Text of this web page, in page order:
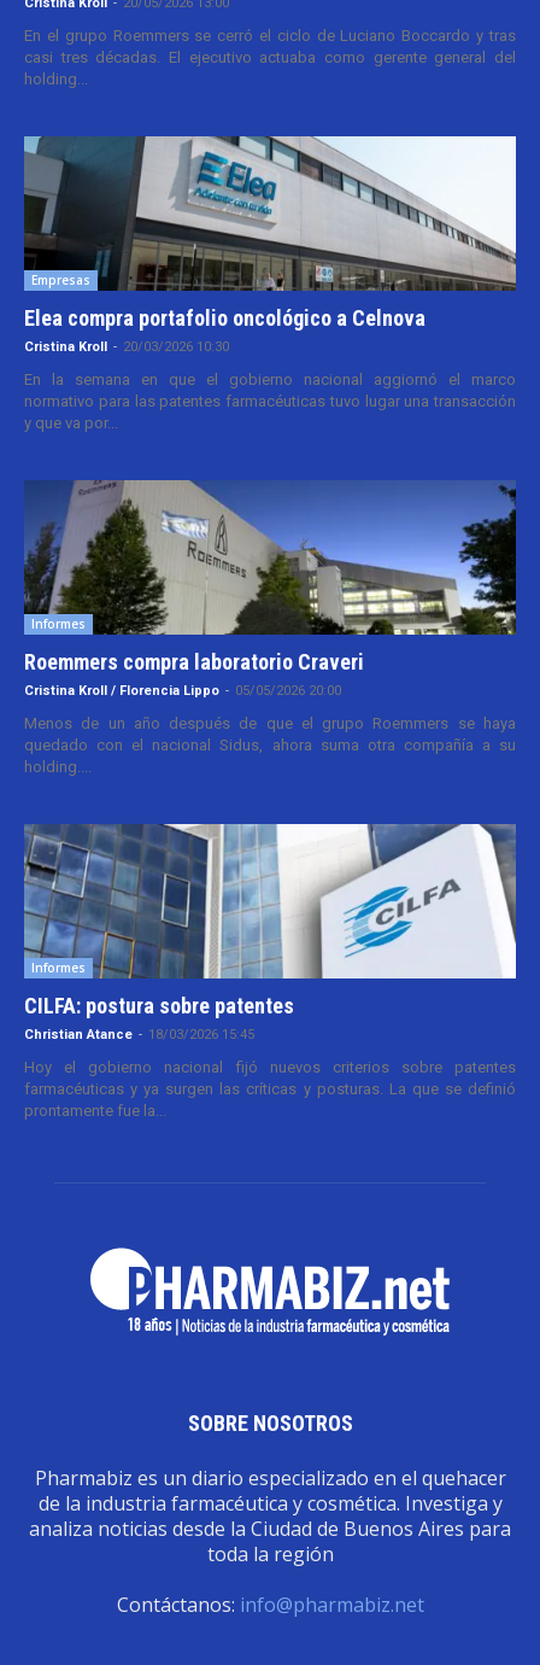
Cristina Kroll - 20/05/2026 13:00
En el grupo Roemmers se cerró el ciclo de Luciano Boccardo y tras
casi tres décadas. El ejecutivo actuaba como gerente general del
holding...
Empresas
Elea compra portafolio oncológico a Celnova
Cristina Kroll - 20/03/2026 10:30
En la semana en que el gobierno nacional aggiornó el marco
normativo para las patentes farmacéuticas tuvo lugar una transacción
y que va por...
Informes
Roemmers compra laboratorio Craveri
Cristina Kroll / Florencia Lippo - 05/05/2026 20:00
Menos de un año después de que el grupo Roemmers se haya
quedado con el nacional Sidus, ahora suma otra compañía a su
holding....
Informes
CILFA: postura sobre patentes
Christian Atance - 18/03/2026 15:45
Hoy el gobierno nacional fijó nuevos criterios sobre patentes
farmacéuticas y ya surgen las críticas y posturas. La que se definió
prontamente fue la...
SOBRE NOSOTROS
Pharmabiz es un diario especializado en el quehacer
de la industria farmacéutica y cosmética. Investiga y
analiza noticias desde la Ciudad de Buenos Aires para
toda la región
Contáctanos: info@pharmabiz.net